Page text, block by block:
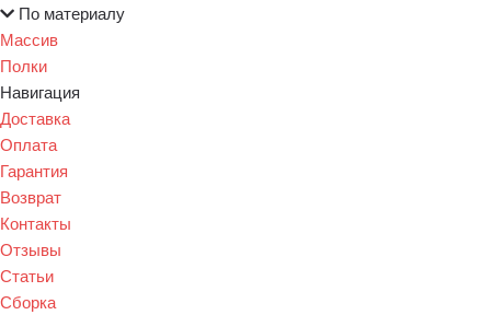
По материалу
Массив
Полки
Навигация
Доставка
Оплата
Гарантия
Возврат
Контакты
Отзывы
Статьи
Сборка